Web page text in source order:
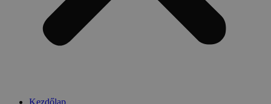
Kezdőlap